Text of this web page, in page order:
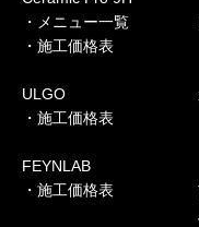
・メニュー一覧
・施工価格表
ULGO
・施工価格表
FEYNLAB
・施工価格表